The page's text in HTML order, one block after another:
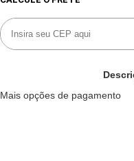
Mais opções de pagamento